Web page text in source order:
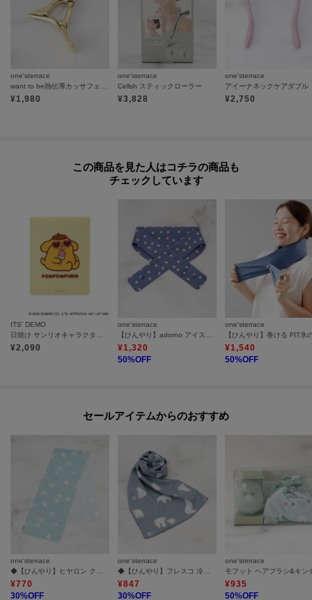
one'sterrace
¥1,980
one'sterrace
Cellsh スティックローラー
¥3,828
one'sterrace
アイーナネックケアダブル
¥2,750
この商品を見た人はコチラの商品も
チェックしています
ITS' DEMO
日焼け サンリオキャラクターズ ミラー
¥2,090
one'sterrace
【ひんやり】adorno アイスネッククーラー
¥1,320
50%OFF
one'sterrace
¥1,540
50%OFF
セールアイテムからのおすすめ
one'sterrace
¥770
30%OFF
one'sterrace
¥847
30%OFF
one'sterrace
¥935
50%OFF